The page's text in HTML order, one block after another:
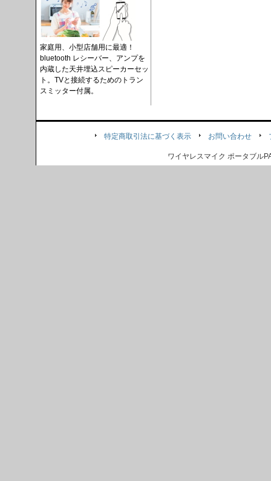
家庭用、小型店舗用に最適！
bluetooth レシーバー、アンプを
内蔵した天井埋込スピーカーセッ
ト。TVと接続するためのトラン
スミッター付属。
特定商取引法に基づく表示 お問い合わせ
ワイヤレスマイク ポータブル